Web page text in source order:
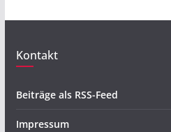
Kontakt
Beiträge als RSS-Feed
Impressum